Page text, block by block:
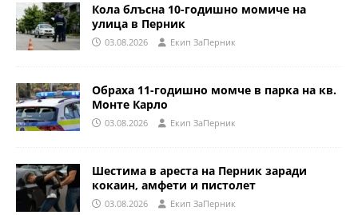
Кола блъсна 10-годишно момиче на
улица в Перник
03.08.2026 Eкип ЗаПерник
Обраха 11-годишно момче в парка на кв.
Монте Карло
03.08.2026 Eкип ЗаПерник
Шестима в ареста на Перник заради
кокаин, амфети и пистолет
03.08.2026 Eкип ЗаПерник